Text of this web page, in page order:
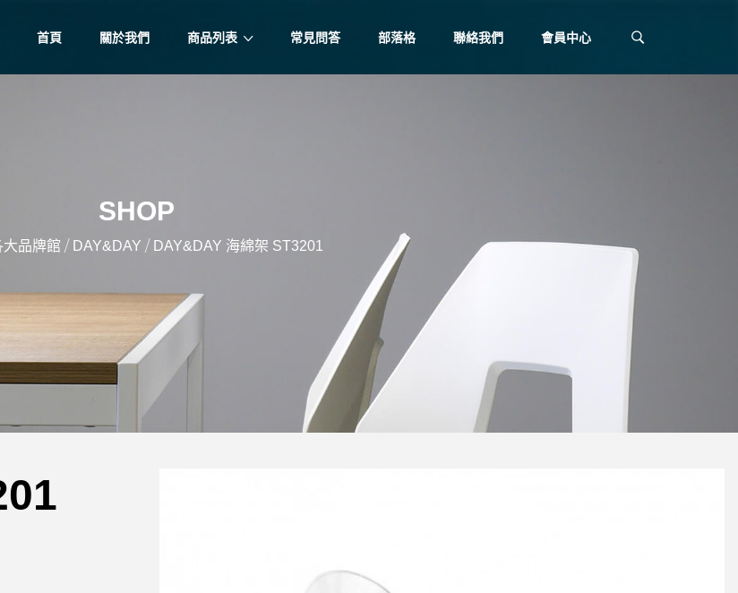
首頁 關於我們 商品列表 常見問答 部落格 聯絡我們 會員中心
SHOP
大品牌館 / DAY&DAY / DAY&DAY 海綿架 ST3201